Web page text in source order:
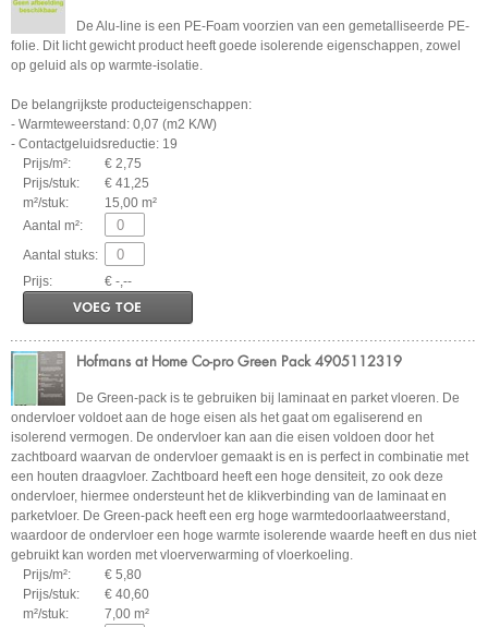
De Alu-line is een PE-Foam voorzien van een gemetalliseerde PE-
folie. Dit licht gewicht product heeft goede isolerende eigenschappen, zowel
op geluid als op warmte-isolatie.
De belangrijkste producteigenschappen:
- Warmteweerstand: 0,07 (m2 K/W)
- Contactgeluidsreductie: 19
Prijs/m²:
€ 2,75
Prijs/stuk:
€ 41,25
m²/stuk:
15,00 m²
Aantal m²:
Aantal stuks:
Prijs:
€ -,--
VOEG TOE
Hofmans at Home Co-pro Green Pack 4905112319
De Green-pack is te gebruiken bij laminaat en parket vloeren. De
ondervloer voldoet aan de hoge eisen als het gaat om egaliserend en
isolerend vermogen. De ondervloer kan aan die eisen voldoen door het
zachtboard waarvan de ondervloer gemaakt is en is perfect in combinatie met
een houten draagvloer. Zachtboard heeft een hoge densiteit, zo ook deze
ondervloer, hiermee ondersteunt het de klikverbinding van de laminaat en
parketvloer. De Green-pack heeft een erg hoge warmtedoorlaatweerstand,
waardoor de ondervloer een hoge warmte isolerende waarde heeft en dus niet
gebruikt kan worden met vloerverwarming of vloerkoeling.
Prijs/m²:
€ 5,80
Prijs/stuk:
€ 40,60
m²/stuk:
7,00 m²